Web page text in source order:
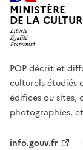
MINISTÈRE
DE LA
POP décrit et
culturels étudiés
édifices ou sites,
photographies,
info.gouv.fr